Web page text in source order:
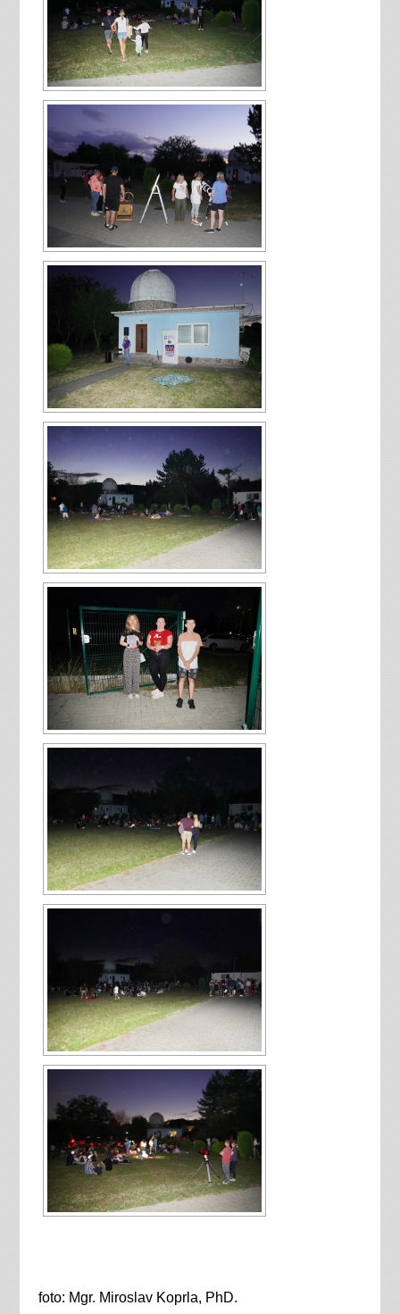
foto: Mgr. Miroslav Koprla, PhD.